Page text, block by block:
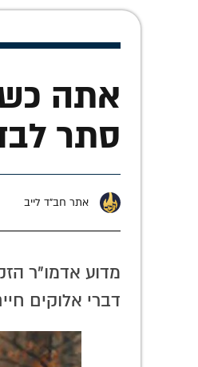
אתה
סתר
אתר חב"ד לייב
מדוע אדמו"ר
דברי אלוקים
הרגע
מיוחד